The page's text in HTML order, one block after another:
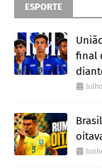
ESPORTE
final